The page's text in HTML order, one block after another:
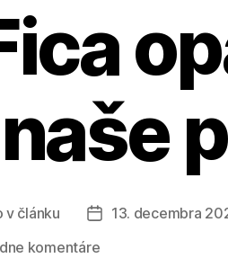
v článku
Dátum
13. decembra
komentárena